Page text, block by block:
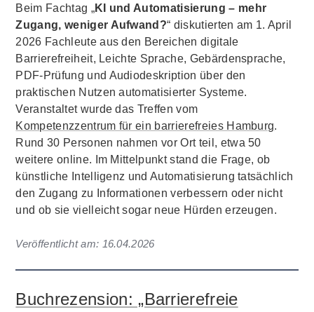
Beim Fachtag „KI und Automatisierung – mehr
Zugang, weniger Aufwand?“ diskutierten am 1. April
2026 Fachleute aus den Bereichen digitale
Barrierefreiheit, Leichte Sprache, Gebärdensprache,
PDF-Prüfung und Audiodeskription über den
praktischen Nutzen automatisierter Systeme.
Veranstaltet wurde das Treffen vom
Kompetenzzentrum für ein barrierefreies Hamburg.
Rund 30 Personen nahmen vor Ort teil, etwa 50
weitere online. Im Mittelpunkt stand die Frage, ob
künstliche Intelligenz und Automatisierung tatsächlich
den Zugang zu Informationen verbessern oder nicht
und ob sie vielleicht sogar neue Hürden erzeugen.
Veröffentlicht am: 16.04.2026
Buchrezension: „Barrierefreie